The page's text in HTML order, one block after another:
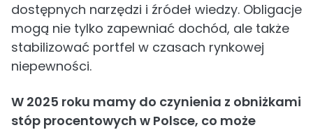
dostępnych narzędzi i źródeł wiedzy. Obligacje
mogą nie tylko zapewniać dochód, ale także
stabilizować portfel w czasach rynkowej
niepewności.
W 2025 roku mamy do czynienia z obniżkami
stóp procentowych w Polsce, co może